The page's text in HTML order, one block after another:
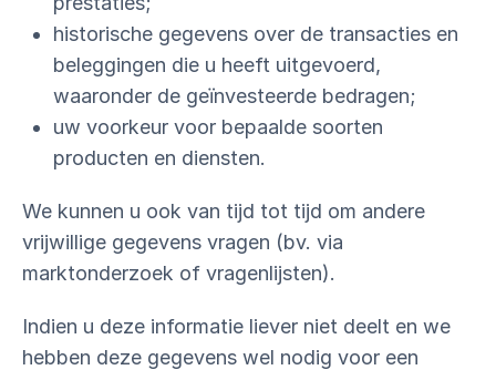
historische gegevens over de transacties en
beleggingen die u heeft uitgevoerd,
waaronder de geïnvesteerde bedragen;
uw voorkeur voor bepaalde soorten
producten en diensten.
We kunnen u ook van tijd tot tijd om andere
vrijwillige gegevens vragen (bv. via
marktonderzoek of vragenlijsten).
Indien u deze informatie liever niet deelt en we
hebben deze gegevens wel nodig voor een